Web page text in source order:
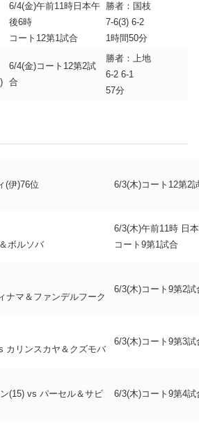
6/4(金)午前11時日本午
後6時
コート12第1試合
勝者：国枝
7-6(3) 6-2
1時間50分
6/4(金)コート12第2試
合
勝者：上地
6-2 6-1
57分
(伊)76位
6/3(木)コート12第2
ボルソバ
6/3(木)午前11時 日
コート9第1試合
ナマ＆ファンデルフーク
6/3(木)コート9第2試
カリンスカヤ＆クズモバ
6/3(木)コート9第3試
(15) vs パーセル＆サビ
6/3(木)コート9第4試